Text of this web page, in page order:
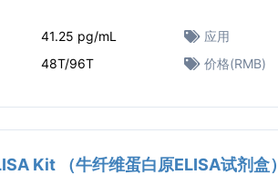
41.25 pg/mL 应用
48T/96T 价格(RMB)
Kit （牛纤维蛋白原ELISA试剂盒）